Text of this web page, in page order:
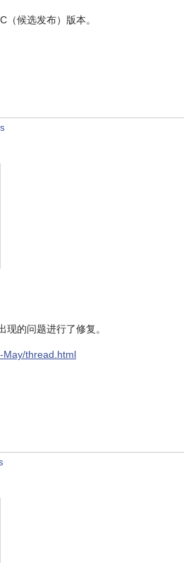
候选发布）版本。
的问题进行了修复。
May/thread.html